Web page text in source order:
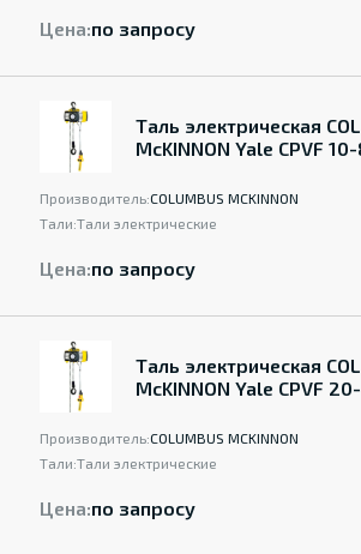
Цена:по запросу
Таль электрическая
McKINNON Yale CPVF
Производитель:COLUMBUS MCKINNON
Тали:Тали электрические
Цена:по запросу
Таль электрическая
McKINNON Yale CPVF
Производитель:COLUMBUS MCKINNON
Тали:Тали электрические
Цена:по запросу